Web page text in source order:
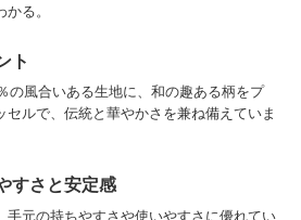
る。
ト
の風合いある生地に、和の趣ある柄をプ
セルで、伝統と華やかさを兼ね備えていま
すさと安定感
手元の持ちやすさや使いやすさに優れてい